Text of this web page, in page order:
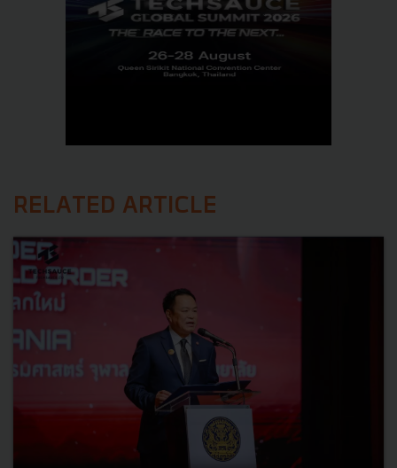
RELATED ARTICLE